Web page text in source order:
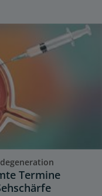
Termine